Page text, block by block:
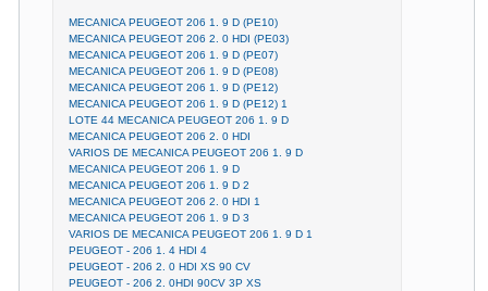
MECANICA PEUGEOT 206 1. 9 D (PE10)
MECANICA PEUGEOT 206 2. 0 HDI (PE03)
MECANICA PEUGEOT 206 1. 9 D (PE07)
MECANICA PEUGEOT 206 1. 9 D (PE08)
MECANICA PEUGEOT 206 1. 9 D (PE12)
MECANICA PEUGEOT 206 1. 9 D (PE12) 1
LOTE 44 MECANICA PEUGEOT 206 1. 9 D
MECANICA PEUGEOT 206 2. 0 HDI
VARIOS DE MECANICA PEUGEOT 206 1. 9 D
MECANICA PEUGEOT 206 1. 9 D
MECANICA PEUGEOT 206 1. 9 D 2
MECANICA PEUGEOT 206 2. 0 HDI 1
MECANICA PEUGEOT 206 1. 9 D 3
VARIOS DE MECANICA PEUGEOT 206 1. 9 D 1
PEUGEOT - 206 1. 4 HDI 4
PEUGEOT - 206 2. 0 HDI XS 90 CV
PEUGEOT - 206 2. 0HDI 90CV 3P XS